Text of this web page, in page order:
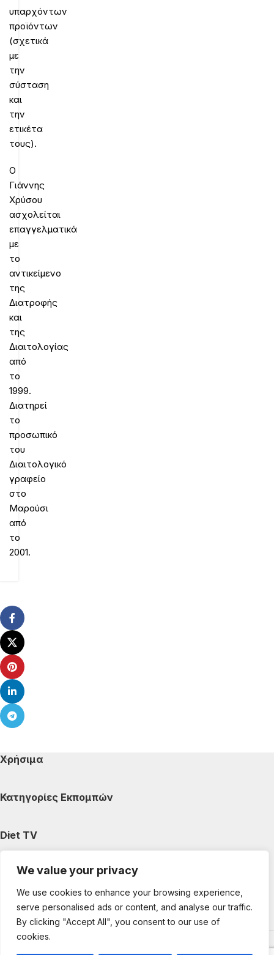
We value your privacy
We use cookies to enhance your browsing experience,
serve personalised ads or content, and analyse our traffic.
By clicking "Accept All", you consent to our use of
cookies.
υπαρχόντων
προϊόντων
(σχετικά
με
την
σύσταση
και
την
ετικέτα
τους).
Ο
Γιάννης
Χρύσου
ασχολείται
επαγγελματικά
με
το
αντικείμενο
της
Διατροφής
και
της
Διαιτολογίας
από
το
1999.
Διατηρεί
το
προσωπικό
του
Διαιτολογικό
γραφείο
στο
Μαρούσι
από
το
2001.
Χρήσιμα
Κατηγορίες Εκπομπών
Diet TV
Κατηγορίες Άρθρων
Ακολουθήστε μας
Copyright © 2025 DietTV. All Rights Reserved.
development by web-idea.gr